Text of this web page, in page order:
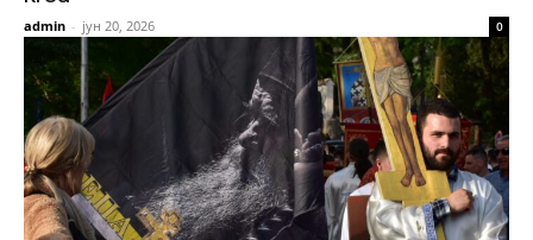
admin - јун 20, 2026 0